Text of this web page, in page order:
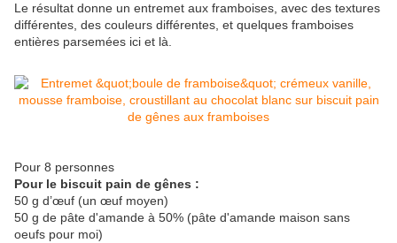
Le résultat donne un entremet aux framboises, avec des textures
différentes, des couleurs différentes, et quelques framboises
entières parsemées ici et là.
Pour 8 personnes
Pour le biscuit pain de gênes :
50 g d’œuf (un œuf moyen)
50 g de pâte d'amande à 50% (pâte d'amande maison sans
oeufs pour moi)